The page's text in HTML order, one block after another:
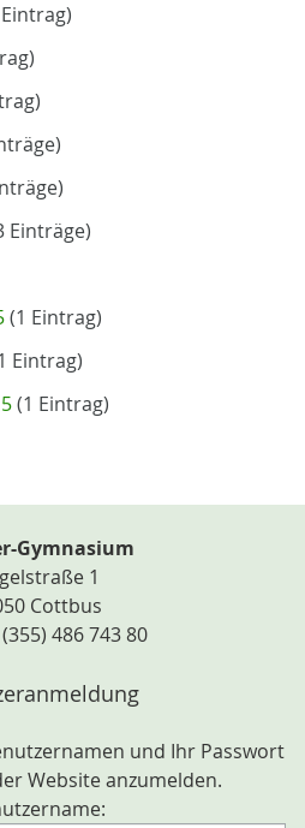
Einträge)
(1 Eintrag)
Eintrag)
(1 Eintrag)
Gymnasium
1
Cottbus
486 743 80
und Ihr Passwort
Website anzumelden.